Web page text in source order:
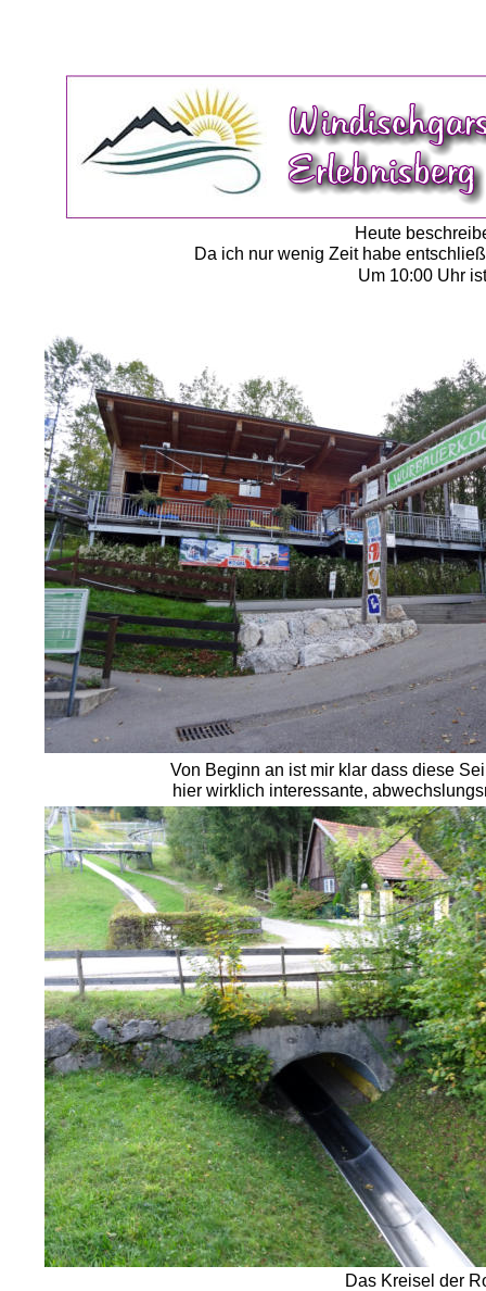
Heute
Da ich nur wenig Zeit habe
Um 10:00 Uhr
Von Beginn an ist mir klar dass diese
hier wirklich interessante,
Das Kreisel der